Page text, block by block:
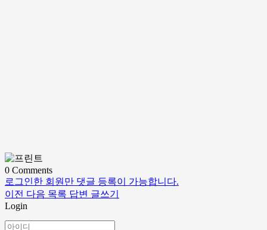
0 Comments
로그인한 회원만 댓글 등록이 가능합니다.
이전 다음 목록 답변 글쓰기
Login